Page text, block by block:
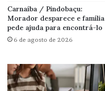
Carnaíba / Pindobaçu:
Morador desparece e família
pede ajuda para encontrá-lo
6 de agosto de 2026